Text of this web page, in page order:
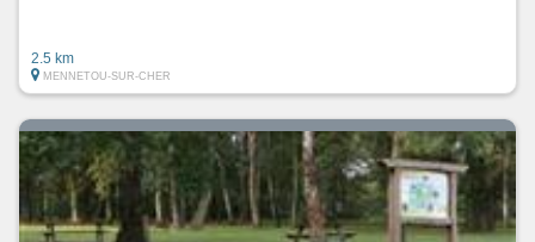
2.5 km
MENNETOU-SUR-CHER